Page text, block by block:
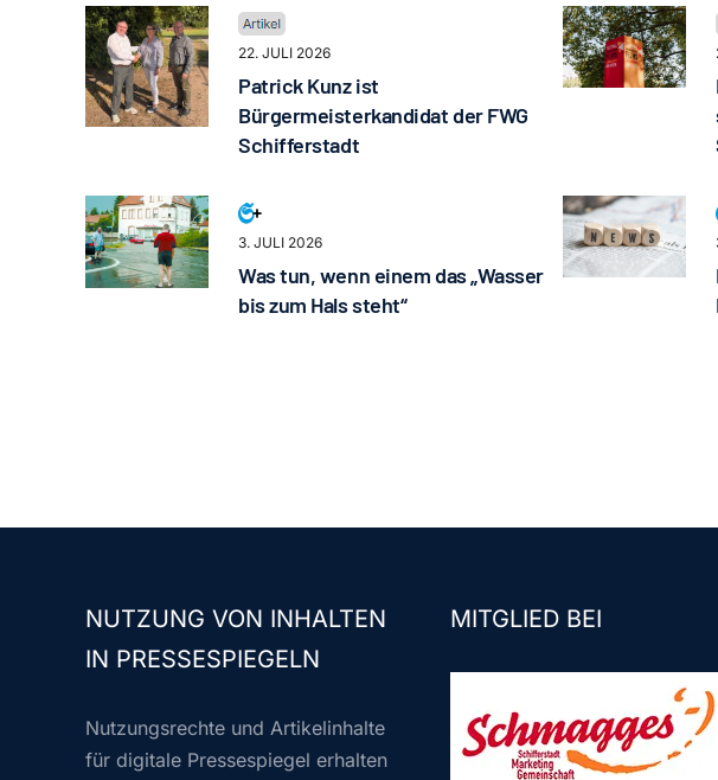
22. JULI 2026
Patrick Kunz ist
Bürgermeisterkandidat der FWG
Schifferstadt
3. JULI 2026
Was tun, wenn einem das „Wasser
bis zum Hals steht“
NUTZUNG VON INHALTEN
IN PRESSESPIEGELN
Nutzungsrechte und Artikelinhalte
für digitale Pressespiegel erhalten
MITGLIED BEI